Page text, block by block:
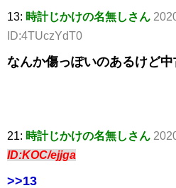
13: 時計じかけの名無しさん
ID:4TUczYdT0
なんか傷っぽいのあるけど中
21: 時計じかけの名無しさん
ID:KOC/ejjga
>>13